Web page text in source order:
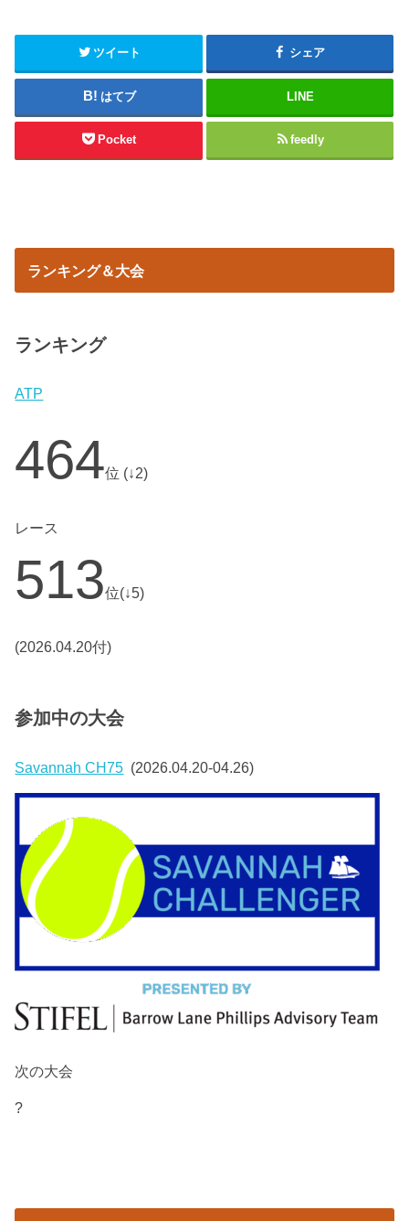
ツイート シェア
はてブ LINE
Pocket feedly
ランキング＆大会
ランキング
ATP
464位 (↓2)
レース
513位(↓5)
(2026.04.20付)
参加中の大会
Savannah CH75 (2026.04.20-04.26)
次の大会
?